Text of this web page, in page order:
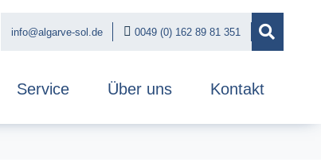
info@algarve-sol.de 0049 (0) 162 89 81 351
Service Über uns Kontakt